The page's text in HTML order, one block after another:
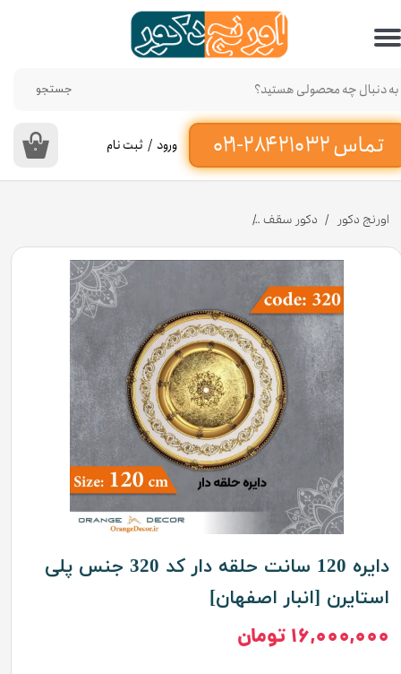
تماس ۳۲ ۲۱۰ ۲۸۴-۰۲۱‌
جستجو
۰ ورود / ثبت نام
حساب کاربری من
تغییر گذر واژه
سفارشات
خروج از حساب کاربری
اورنج دکور دکور سقف
دایره 120 سانت حلقه دار کد 320 جنس پلی
استایرن [انبار اصفهان]
۱۶,۰۰۰,۰۰۰ تومان